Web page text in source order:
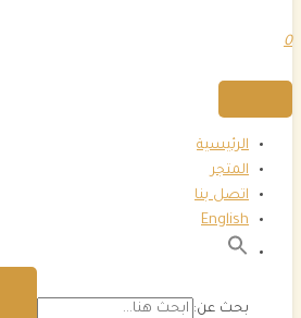
0
الرئيسية
المتجر
اتصل بنا
English
بحث عن: